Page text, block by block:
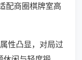
配商圈棋牌室高
性凸显，对局过